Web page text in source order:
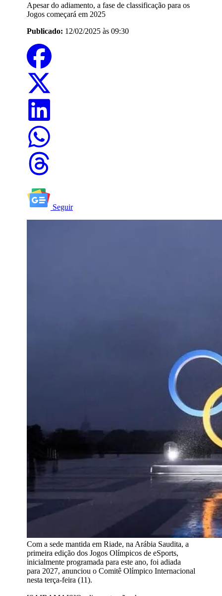
Apesar do adiamento, a fase de classificação para os
Jogos começará em 2025
Publicado: 12/02/2025 às 09:30
Seguir
Com a sede mantida em Riade, na Arábia Saudita, a
primeira edição dos Jogos Olímpicos de eSports,
inicialmente programada para este ano, foi adiada
para 2027, anunciou o Comitê Olímpico Internacional
nesta terça-feira (11).